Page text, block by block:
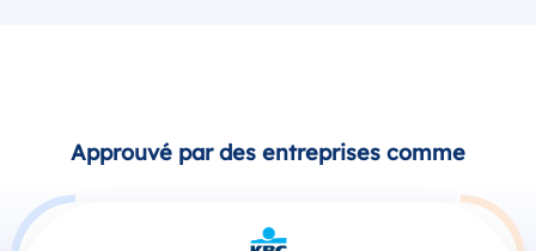
Approuvé par des entreprises comme